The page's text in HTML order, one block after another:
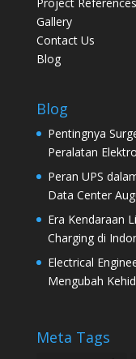
Gallery
Contact Us
Blog
Blog
Pentingnya
Peralatan
Peran UPS
Data Center
Era Kendaraan
Charging di
Electrical
Mengubah
Meta Tags